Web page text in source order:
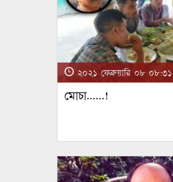
২০২১ ফেব্রুয়ারি ০৮
মোচা……!